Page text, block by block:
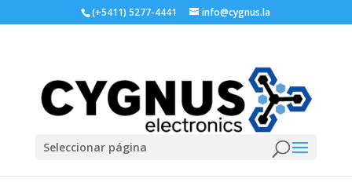
(+5411) 5277-4441 info@cygnus.la
Seleccionar página